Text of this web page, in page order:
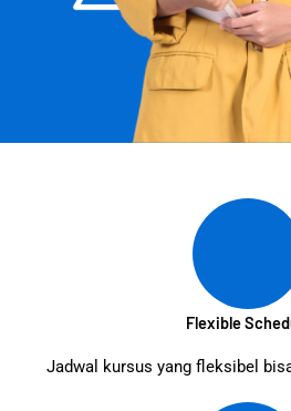
Flexible
Jadwal kursus yang fleksibel